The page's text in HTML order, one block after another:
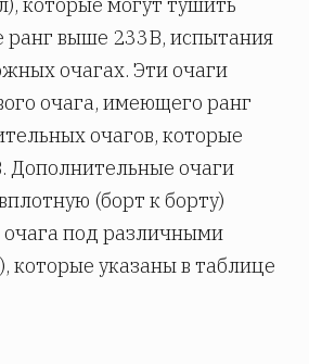
выше 233В, испытания
очагах. Эти очаги
очага, имеющего ранг
очагов, которые
Дополнительные очаги
(борт к борту)
очага под различными
которые указаны в таблице